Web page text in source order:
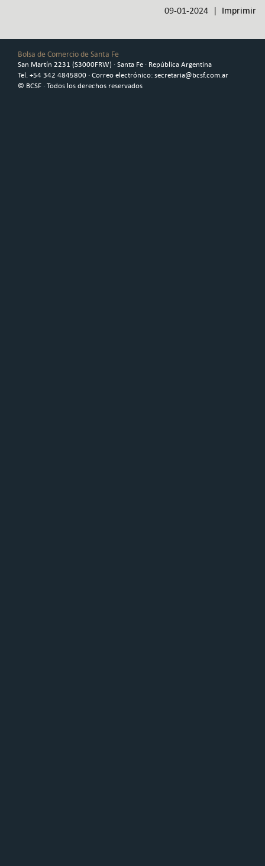
09-01-2024 | Imprimir
Bolsa de Comercio de Santa Fe
San Martín 2231 (S3000FRW) · Santa Fe · República Argentina
Tel. +54 342 4845800 · Correo electrónico: secretaria@bcsf.com.ar
© BCSF · Todos los derechos reservados